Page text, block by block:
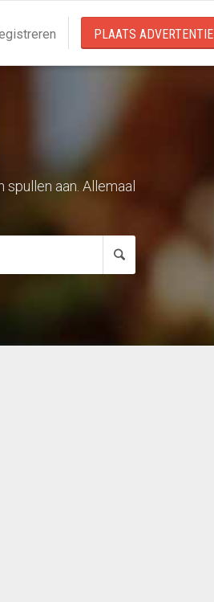
PLAATS ADVERTENTIE
aan. Allemaal